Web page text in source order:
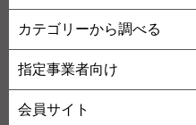
カテゴリーから調べる
指定事業者向け
会員サイト